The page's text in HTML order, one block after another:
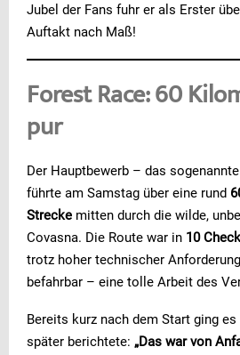
Jubel der Fans fuhr er als Erster
Auftakt nach Maß!
Forest Race: 60
pur
Der Hauptbewerb – das sogenannte
führte am Samstag über eine rund
Strecke mitten durch die wilde,
Covasna. Die Route war in 10
trotz hoher technischer
befahrbar – eine tolle Arbeit des
Bereits kurz nach dem Start ging es
später berichtete: „Das war von